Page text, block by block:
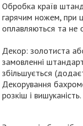
Обробка країв
гарячим ножем, при
оплавляються та не
Декор: золотиста
замовленні
збільшується
Декорування
розкіш і вишуканість.